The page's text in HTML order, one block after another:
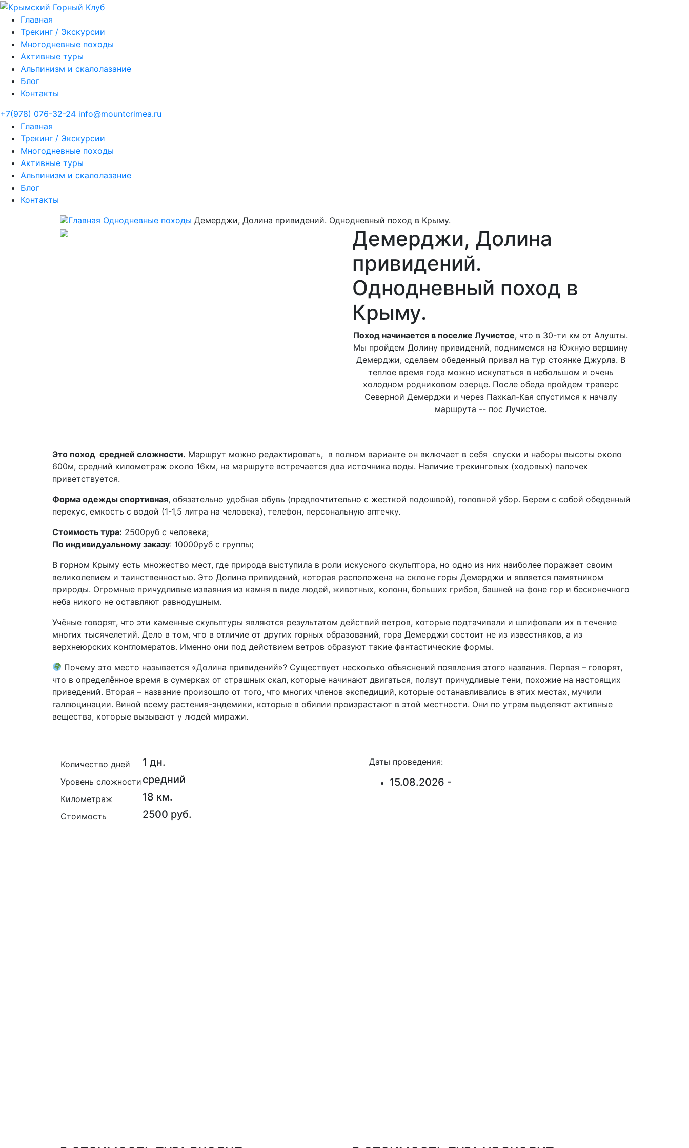
Главная
Трекинг / Экскурсии
Многодневные походы
Активные туры
Альпинизм и скалолазание
Блог
Контакты
+7(978) 076-32-24 info@mountcrimea.ru
Главная
Трекинг / Экскурсии
Многодневные походы
Активные туры
Альпинизм и скалолазание
Блог
Контакты
Главная Однодневные походы Демерджи, Долина привидений. Однодневный поход в Крыму.
Демерджи, Долина
привидений.
Однодневный поход в
Крыму.
Поход начинается в поселке Лучистое, что в 30-ти км от Алушты.
Мы пройдем Долину привидений, поднимемся на Южную вершину
Демерджи, сделаем обеденный привал на тур стоянке Джурла. В
теплое время года можно искупаться в небольшом и очень
холодном родниковом озерце. После обеда пройдем траверс
Северной Демерджи и через Пахкал-Кая спустимся к началу
маршрута -- пос Лучистое.
Это поход средней сложности. Маршрут можно редактировать, в полном варианте он включает в себя спуски и наборы высоты около
600м, средний километраж около 16км, на маршруте встречается два источника воды. Наличие трекинговых (ходовых) палочек
приветствуется.
Форма одежды спортивная, обязательно удобная обувь (предпочтительно с жесткой подошвой), головной убор. Берем с собой обеденный
перекус, емкость с водой (1-1,5 литра на человека), телефон, персональную аптечку.
Стоимость тура: 2500руб с человека;
По индивидуальному заказу: 10000руб с группы;
В горном Крыму есть множество мест, где природа выступила в роли искусного скульптора, но одно из них наиболее поражает своим
великолепием и таинственностью. Это Долина привидений, которая расположена на склоне горы Демерджи и является памятником
природы. Огромные причудливые изваяния из камня в виде людей, животных, колонн, больших грибов, башней на фоне гор и бесконечного
неба никого не оставляют равнодушным.
Учёные говорят, что эти каменные скульптуры являются результатом действий ветров, которые подтачивали и шлифовали их в течение
многих тысячелетий. Дело в том, что в отличие от других горных образований, гора Демерджи состоит не из известняков, а из
верхнеюрских конгломератов. Именно они под действием ветров образуют такие фантастические формы.
Почему это место называется «Долина привидений»? Существует несколько объяснений появления этого названия. Первая – говорят,
что в определённое время в сумерках от страшных скал, которые начинают двигаться, ползут причудливые тени, похожие на настоящих
приведений. Вторая – название произошло от того, что многих членов экспедиций, которые останавливались в этих местах, мучили
галлюцинации. Виной всему растения-эндемики, которые в обилии произрастают в этой местности. Они по утрам выделяют активные
вещества, которые вызывают у людей миражи.
Количество дней 1 дн.
Уровень сложности средний
Километраж 18 км.
Стоимость 2500 руб.
Даты проведения:
15.08.2026 -